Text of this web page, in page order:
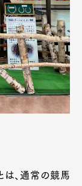
は、通常の競馬